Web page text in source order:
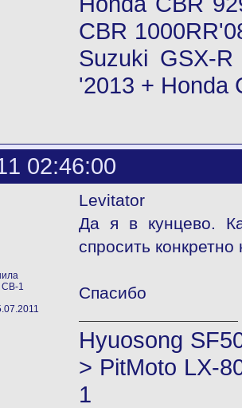
CBR
Suzuki GSX-
'2013 + Honda
02:46:00
1
Levitator
Да я в кунцево.
спросить
Спасибо
Hyuosong
> PitMoto LX-
1